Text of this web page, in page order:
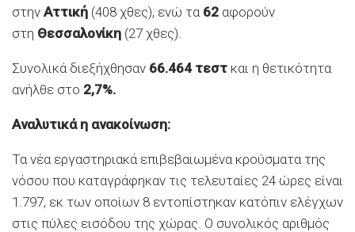
στην Αττική (408 χθες), ενώ τα 62 αφορούν
στη Θεσσαλονίκη (27 χθες).
Συνολικά διεξήχθησαν 66.464 τεστ και η θετικότητα
ανήλθε στο 2,7%.
Αναλυτικά η ανακοίνωση:
Τα νέα εργαστηριακά επιβεβαιωμένα κρούσματα της
νόσου που καταγράφηκαν τις τελευταίες 24 ώρες είναι
1.797, εκ των οποίων 8 εντοπίστηκαν κατόπιν ελέγχων
στις πύλες εισόδου της χώρας. Ο συνολικός αριθμός